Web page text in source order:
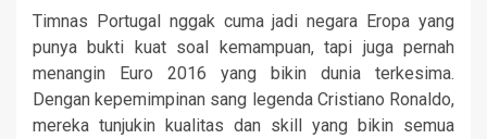
Timnas Portugal nggak cuma jadi negara Eropa yang
punya bukti kuat soal kemampuan, tapi juga pernah
menangin Euro 2016 yang bikin dunia terkesima.
Dengan kepemimpinan sang legenda Cristiano Ronaldo,
mereka tunjukin kualitas dan skill yang bikin semua